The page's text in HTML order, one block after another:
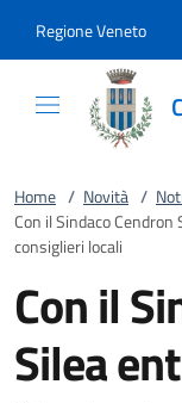
Regione Veneto
Home / Novità /
Con il Sindaco Cendron
consiglieri locali
Con il
Silea